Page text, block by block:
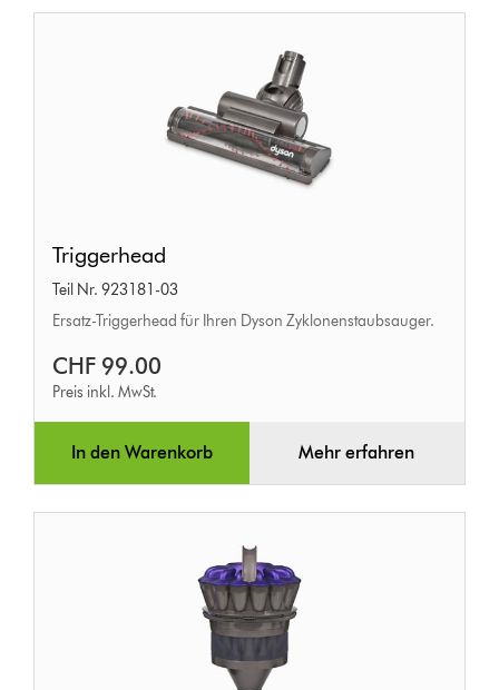
Triggerhead
Teil Nr. 923181-03
Ersatz-Triggerhead für Ihren Dyson Zyklonenstaubsauger.
CHF 99.00
Preis inkl. MwSt.
In den Warenkorb Mehr erfahren